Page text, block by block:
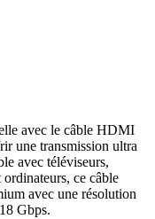
avec le câble HDMI
une transmission ultra
avec téléviseurs,
ce câble
avec une résolution
Gbps.